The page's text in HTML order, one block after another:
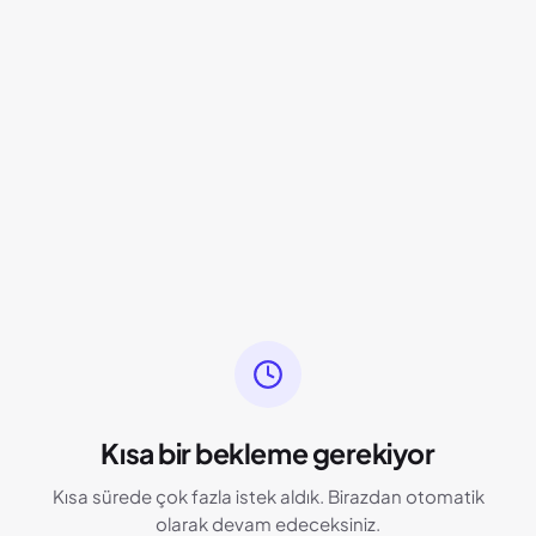
Kısa bir bekleme gerekiyor
Kısa sürede çok fazla istek aldık. Birazdan otomatik
olarak devam edeceksiniz.